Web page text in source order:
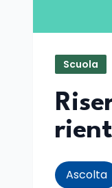
Scuola
Ascolta